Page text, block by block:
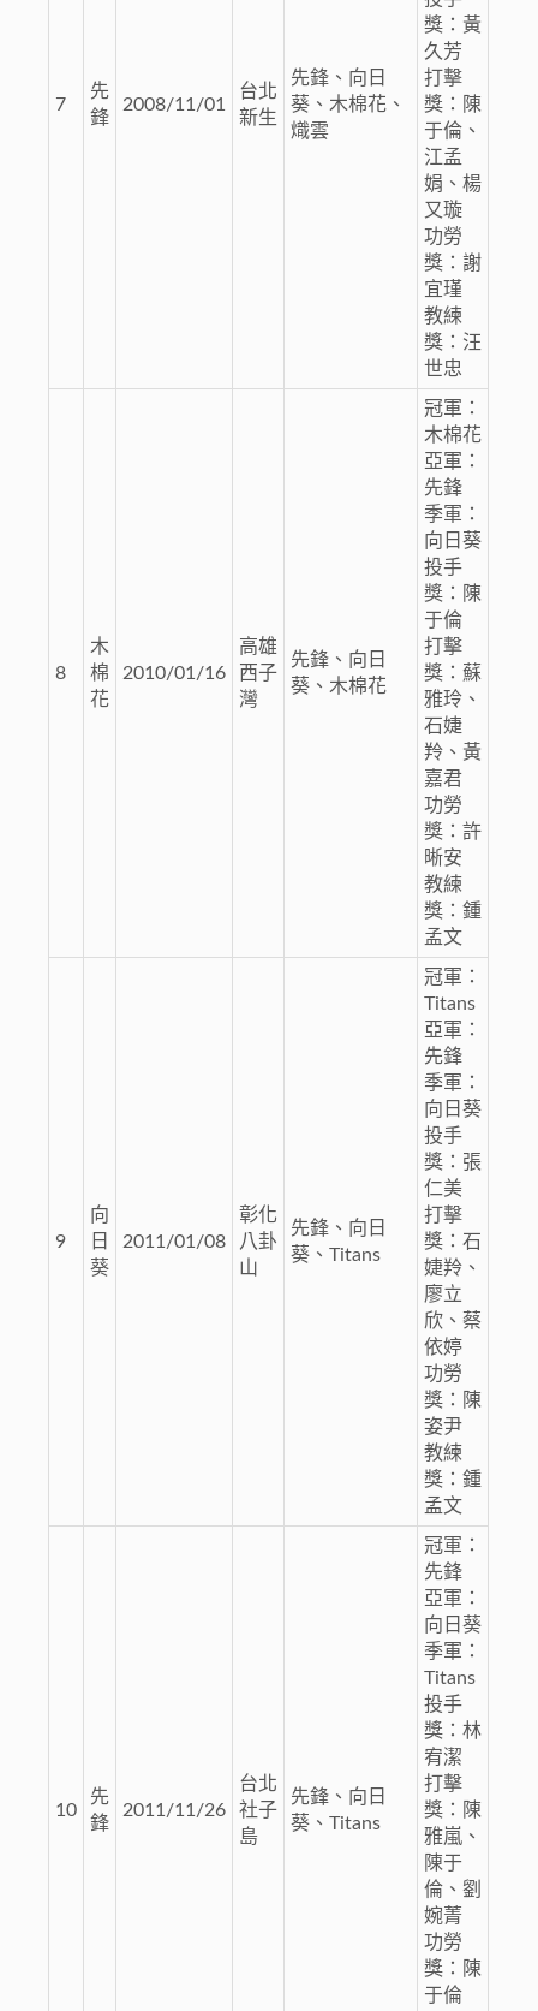
7
先
鋒
2008/11/01
台北
新生
先鋒、向日
葵、木棉花、
熾雲
獎：黃
久芳
打擊
獎：陳
于倫、
江孟
娟、楊
又璇
功勞
獎：謝
宜瑾
教練
獎：汪
世忠
8
木
棉
花
2010/01/16
高雄
西子
灣
先鋒、向日
葵、木棉花
冠軍：
木棉花
亞軍：
先鋒
季軍：
向日葵
投手
獎：陳
于倫
打擊
獎：蘇
雅玲、
石婕
羚、黃
嘉君
功勞
獎：許
晰安
教練
獎：鍾
孟文
9
向
日
葵
2011/01/08
彰化
八卦
山
先鋒、向日
葵、Titans
冠軍：
Titans
亞軍：
先鋒
季軍：
向日葵
投手
獎：張
仁美
打擊
獎：石
婕羚、
廖立
欣、蔡
依婷
功勞
獎：陳
姿尹
教練
獎：鍾
孟文
10
先
鋒
2011/11/26
台北
社子
島
先鋒、向日
葵、Titans
冠軍：
先鋒
亞軍：
向日葵
季軍：
Titans
投手
獎：林
宥潔
打擊
獎：陳
雅嵐、
陳于
倫、劉
婉菁
功勞
獎：陳
于倫